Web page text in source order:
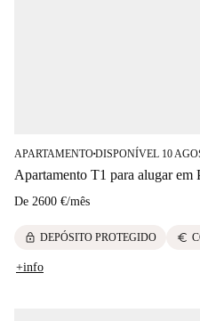
APARTAMENTO■DISPONÍVEL 10
Apartamento T1 para alugar em
De 2600 €/mês
lock DEPÓSITO PROTEGIDO euro
+info